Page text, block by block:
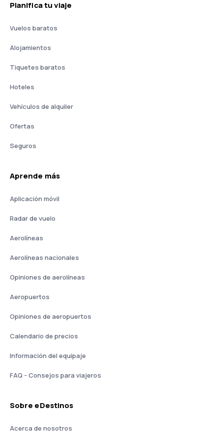
Planifica tu viaje
Vuelos baratos
Alojamientos
Tiquetes baratos
Hoteles
Vehículos de alquiler
Ofertas
Seguros
Aprende más
Aplicación móvil
Radar de vuelo
Aerolíneas
Aerolíneas nacionales
Opiniones de aerolíneas
Aeropuertos
Opiniones de aeropuertos
Calendario de precios
Información del equipaje
FAQ - Consejos para viajeros
Sobre eDestinos
Acerca de nosotros